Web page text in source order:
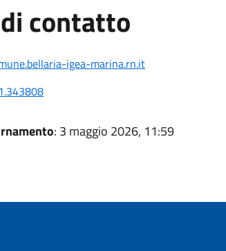
contatto
igea-marina.rn.it
: 3 maggio 2026, 11:59